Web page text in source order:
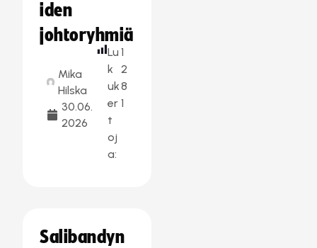
iden
johtoryhmiä
Mika
Hilska
30.06.
2026
Lu
k
uk
er
t
oj
a:
1
2
8
1
Salibandyn